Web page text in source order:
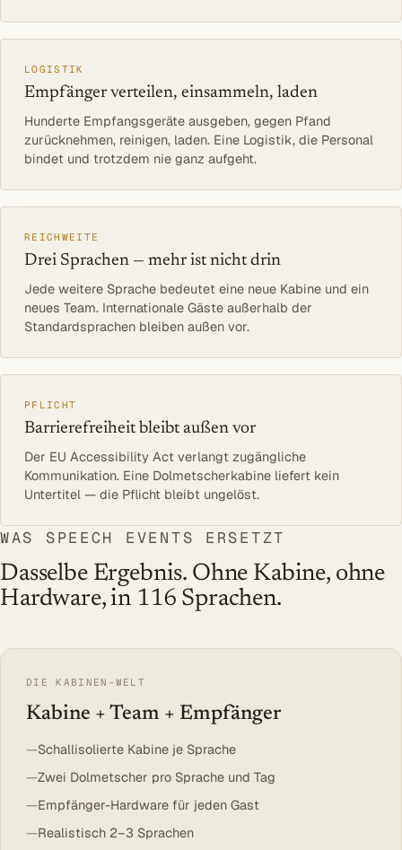
LOGISTIK
Empfänger verteilen, einsammeln, laden
Hunderte Empfangsgeräte ausgeben, gegen Pfand
zurücknehmen, reinigen, laden. Eine Logistik, die Personal
bindet und trotzdem nie ganz aufgeht.
REICHWEITE
Drei Sprachen — mehr ist nicht drin
Jede weitere Sprache bedeutet eine neue Kabine und ein
neues Team. Internationale Gäste außerhalb der
Standardsprachen bleiben außen vor.
PFLICHT
Barrierefreiheit bleibt außen vor
Der EU Accessibility Act verlangt zugängliche
Kommunikation. Eine Dolmetscherkabine liefert kein
Untertitel — die Pflicht bleibt ungelöst.
WAS SPEECH EVENTS ERSETZT
Dasselbe Ergebnis. Ohne Kabine, ohne
Hardware, in 116 Sprachen.
DIE KABINEN-WELT
Kabine + Team + Empfänger
Schallisolierte Kabine je Sprache
Zwei Dolmetscher pro Sprache und Tag
Empfänger-Hardware für jeden Gast
Realistisch 2–3 Sprachen